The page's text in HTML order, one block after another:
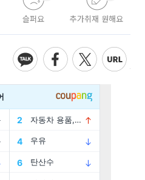
슬퍼요 추가취재 원해요